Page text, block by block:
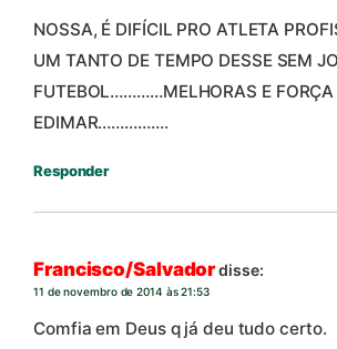
NOSSA, É DIFÍCIL PRO ATLETA
UM TANTO DE TEMPO DESSE SEM
FUTEBOL…………MELHORAS E FORÇA
EDIMAR…………….
Responder
Francisco/Salvadordisse:
11 de novembro de 2014 às 21:53
Comfia em Deus q já deu tudo certo.